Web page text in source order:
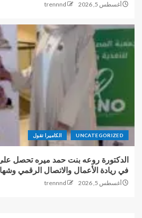
أغسطس 5, 2026 trennnd
UNCATEGORIZED الكاميرا تقول
الدكتورة روعه بنت حمد ميره تحصل على
في ريادة الأعمال والاتصال الرقمي
أغسطس 5, 2026 trennnd